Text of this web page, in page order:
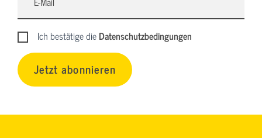
Ich bestätige dieDatenschutzbedingungen
Jetzt abonnieren